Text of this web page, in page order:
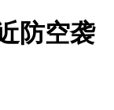
防空袭